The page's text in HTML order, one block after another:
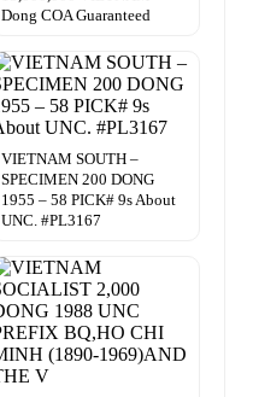
Dong COA Guaranteed
VIETNAM SOUTH –
SPECIMEN 200 DONG
1955 – 58 PICK# 9s About
UNC. #PL3167